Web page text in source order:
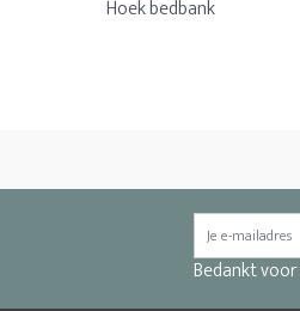
Hoek bedbank
Bedankt